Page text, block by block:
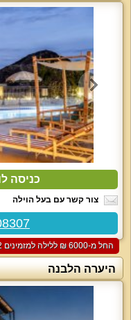
כניסה
צור קשר עם בעל הוילה
052-
החל מ-‏6000 ₪ ללילה למזמינים 2 לילות בסופ"ש הקרוב
היערה הלבנה